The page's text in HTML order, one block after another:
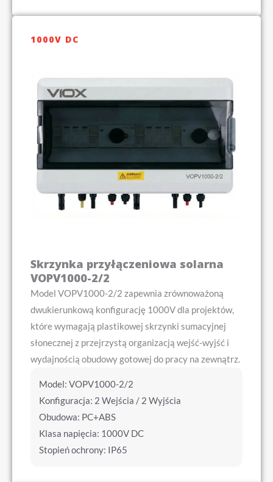
1000V DC
Skrzynka przyłączeniowa solarna
VOPV1000-2/2
Model VOPV1000-2/2 zapewnia zrównoważoną
dwukierunkową konfigurację 1000V dla projektów,
które wymagają plastikowej skrzynki sumacyjnej
słonecznej z przejrzystą organizacją wejść-wyjść i
wydajnością obudowy gotowej do pracy na zewnątrz.
Model: VOPV1000-2/2
Konfiguracja: 2 Wejścia / 2 Wyjścia
Obudowa: PC+ABS
Klasa napięcia: 1000V DC
Stopień ochrony: IP65